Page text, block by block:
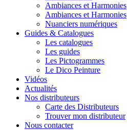
Ambiances et Harmonies
Ambiances et Harmonies
Nuanciers numériques
Guides & Catalogues
Les catalogues
Les guides
Les Pictogrammes
Le Dico Peinture
Vidéos
Actualités
Nos distributeurs
Carte des Distributeurs
Trouver mon distributeur
Nous contacter